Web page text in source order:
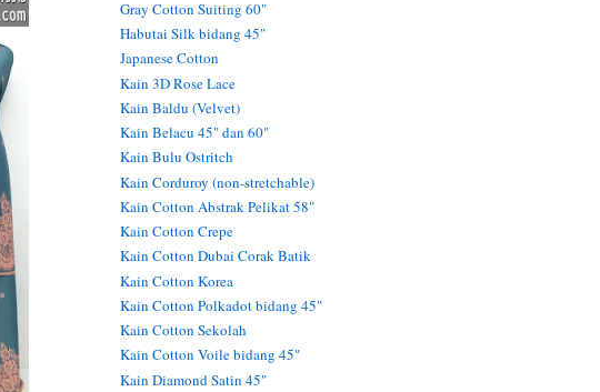
Gray Cotton Suiting 60"
Habutai Silk bidang 45"
Japanese Cotton
Kain 3D Rose Lace
Kain Baldu (Velvet)
Kain Belacu 45" dan 60"
Kain Bulu Ostritch
Kain Corduroy (non-stretchable)
Kain Cotton Abstrak Pelikat 58"
Kain Cotton Crepe
Kain Cotton Dubai Corak Batik
Kain Cotton Korea
Kain Cotton Polkadot bidang 45"
Kain Cotton Sekolah
Kain Cotton Voile bidang 45"
Kain Diamond Satin 45"